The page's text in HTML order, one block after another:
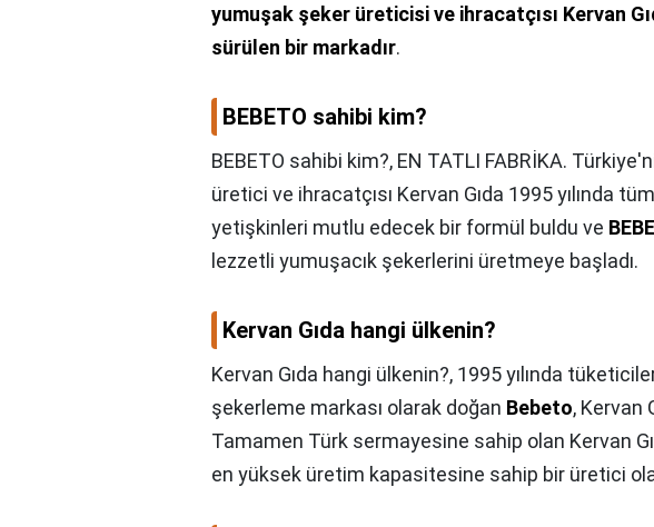
yumuşak şeker üreticisi ve ihracatçısı Kervan
sürülen bir markadır.
BEBETO sahibi kim?
BEBETO sahibi kim?, EN TATLI FABRİKA.
üretici ve ihracatçısı Kervan Gıda 1995 yılında
yetişkinleri mutlu edecek bir formül buldu ve
lezzetli yumuşacık şekerlerini üretmeye başladı.
Kervan Gıda hangi ülkenin?
Kervan Gıda hangi ülkenin?, 1995 yılında
şekerleme markası olarak doğan Bebeto, Kervan
Tamamen Türk sermayesine sahip olan Kervan
en yüksek üretim kapasitesine sahip bir üretici